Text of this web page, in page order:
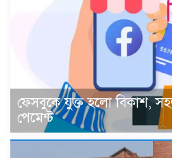
ফেসবুকে যুক্ত হলো বিকাশ,
পেমেন্ট